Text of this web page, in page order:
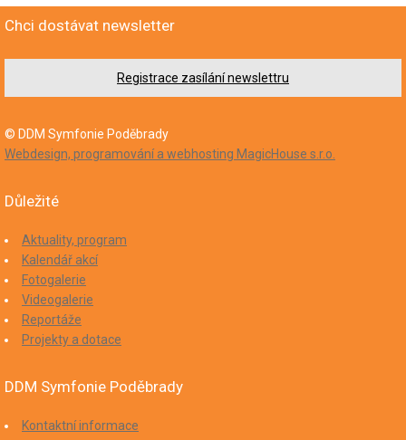
Chci dostávat newsletter
Registrace zasílání newslettru
© DDM Symfonie Poděbrady
Webdesign, programování a webhosting MagicHouse s.r.o.
Důležité
Aktuality, program
Kalendář akcí
Fotogalerie
Videogalerie
Reportáže
Projekty a dotace
DDM Symfonie Poděbrady
Kontaktní informace